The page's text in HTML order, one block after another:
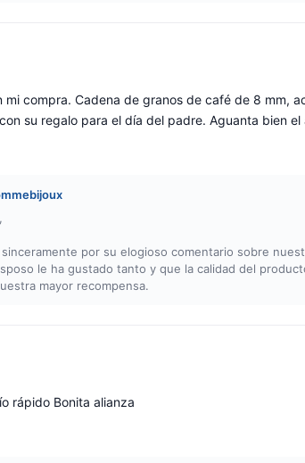
mi compra. Cadena de granos de café de 8 mm,
su regalo para el día del padre. Aguanta bien
sinceramente por su elogioso comentario sobre
le ha gustado tanto y que la calidad del
mayor recompensa.
rápido Bonita alianza